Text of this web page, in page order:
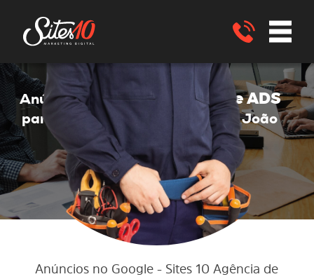
Anúnciosno Google Google ADS
para Engenheiros Elétricos São João
Nepomuceno - MG
ENVIE UM WHATSAPP
Anúncios no Google- Sites 10 Agência de